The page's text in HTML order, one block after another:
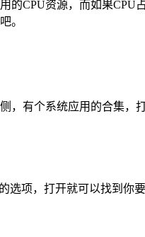
CPU资源，而如果CPU
。
，有个系统应用的合集，
项，打开就可以找到你要